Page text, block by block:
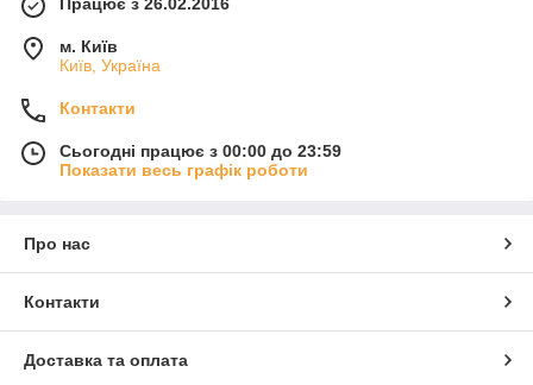
м. Київ
Київ, Україна
Контакти
Сьогодні працює з 00:00 до 23:59
Показати весь графік роботи
Про нас
Контакти
Доставка та оплата